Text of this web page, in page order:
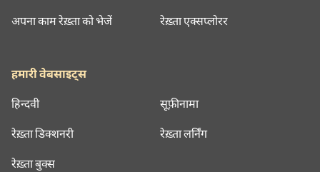
अपना काम रेख़्ता को भेजें रेख़्ता एक्सप्लोरर
हमारी वेबसाइट्स
हिन्दवी सूफ़ीनामा
रेख़्ता डिक्शनरी रेख़्ता लर्निंग
रेख़्ता बुक्स